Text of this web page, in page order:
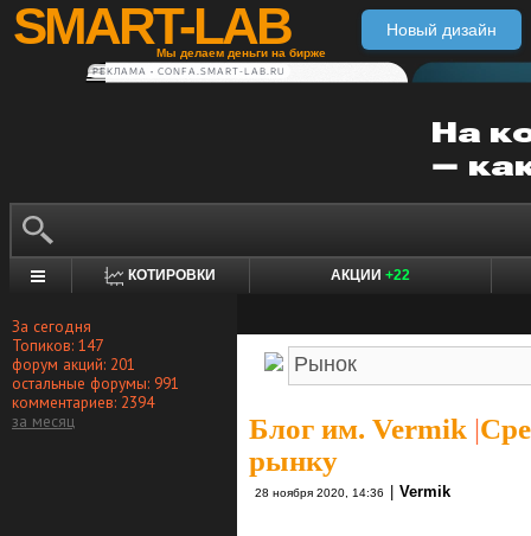
SMART-LAB
Мы делаем деньги на бирже
Новый дизайн
РЕКЛАМА • CONFA.SMART-LAB.RU
КОТИРОВКИ АКЦИИ +22
За сегодня
Топиков: 147
форум акций: 201
остальные форумы: 991
комментариев: 2394
за месяц
Блог им. Vermik |
рынку
28 ноября 2020, 14:36 Vermik